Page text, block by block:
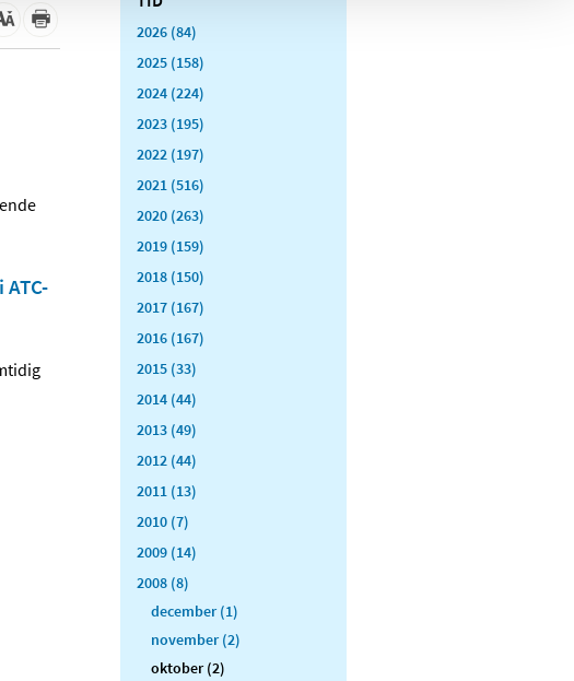
2026 (84)
2025 (158)
2024 (224)
2023 (195)
2022 (197)
2021 (516)
2020 (263)
2019 (159)
2018 (150)
2017 (167)
2016 (167)
2015 (33)
2014 (44)
2013 (49)
2012 (44)
2011 (13)
2010 (7)
2009 (14)
2008 (8)
december (1)
november (2)
oktober (2)